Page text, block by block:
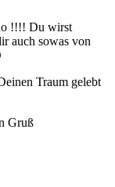
!!!! Du wirst
auch sowas von
Traum gelebt
Gruß